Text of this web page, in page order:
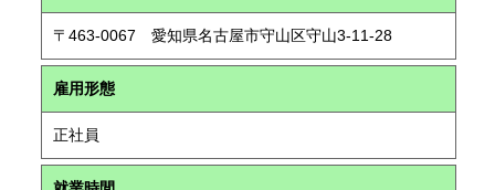
〒463-0067 愛知県名古屋市守山区守山3-11-28
雇用形態
正社員